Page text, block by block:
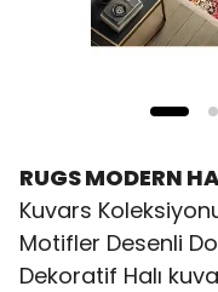
RUGS MODERN
Kuvars
Motifler Desenli
Dekoratif Halı